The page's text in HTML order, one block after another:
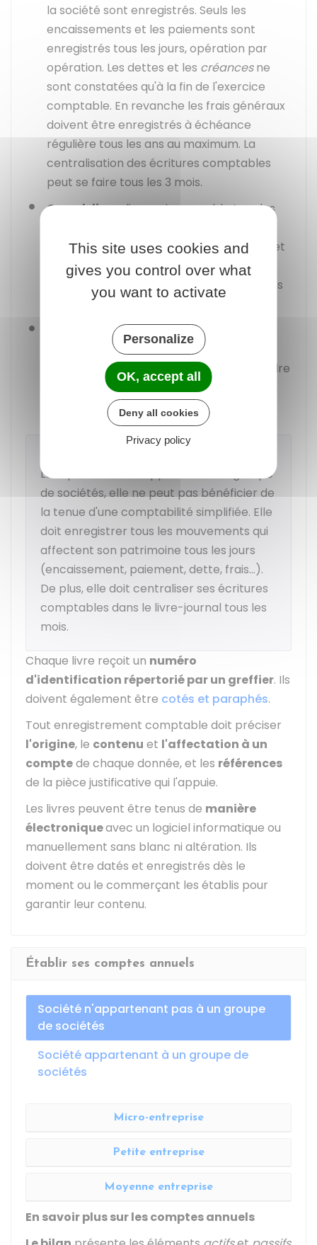
la société sont enregistrés. Seuls les
encaissements et les paiements sont
enregistrés tous les jours, opération par
opération. Les dettes et les créancesne
sont constatées qu'à la fin de l'exercice
comptable. En revanche les frais généraux
doivent être enregistrés à échéance
régulière tous les ans au maximum. La
centralisation des écritures comptables
peut se faire tous les 3 mois.
Grand-livre: livre qui rassemble tous les
livre-journal en les classant par compte et
dans l'ordre de numéro prévu par leplan
comptable général (PCG) . Les opérations
sont classées par ordre chronologique.
Manuel des procédures comptables
document qui décrit les procédures et
l'organisation comptable pour comprendre
le système de traitement et la réalisation
des contrôles
Lorsque la société appartient à un groupe
de sociétés, elle ne peut pas bénéficier de
la tenue d'une comptabilité simplifiée. Elle
doit enregistrer tous les mouvements qui
affectent son patrimoine tous les jours
(encaissement, paiement, dette, frais...).
De plus, elle doit centraliser ses écritures
comptables dans le livre-journal tous les
mois.
Chaque livre reçoit un numéro
d'identification répertorié par un greffier. Ils
doivent également être cotés et paraphés.
Tout enregistrement comptable doit préciser
l'origine, le contenu et l'affectation à un
comptede chaque donnée, et les références
de la pièce justificative qui l'appuie.
Les livres peuvent être tenus de manière
électroniqueavec un logiciel informatique ou
manuellement sans blanc ni altération. Ils
doivent être datés et enregistrés dès le
moment ou le commerçant les établis pour
garantir leur contenu.
Établir ses comptes annuels
Société n'appartenant pas à un groupe
de sociétés
Société appartenant à un groupe de
sociétés
Micro-entreprise
Petite entreprise
Moyenne entreprise
En savoir plus sur les comptes annuels
This site uses cookies and
gives you control over what
you want to activate
Personalize
OK, accept all
Deny all cookies
Privacy policy